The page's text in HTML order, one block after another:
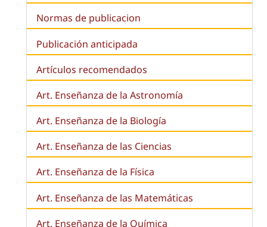
Normas de publicacion
Publicación anticipada
Artículos recomendados
Art. Enseñanza de la Astronomía
Art. Enseñanza de la Biología
Art. Enseñanza de las Ciencias
Art. Enseñanza de la Física
Art. Enseñanza de las Matemáticas
Art. Enseñanza de la Química